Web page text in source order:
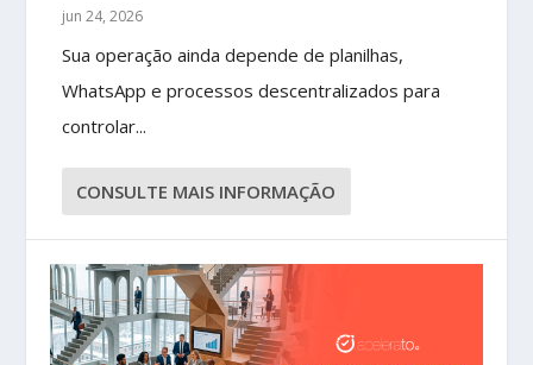
jun 24, 2026
Sua operação ainda depende de planilhas,
WhatsApp e processos descentralizados para
controlar...
CONSULTE MAIS INFORMAÇÃO